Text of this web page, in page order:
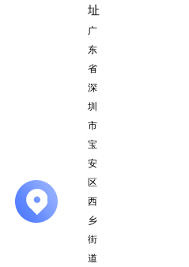
址
广
东
省
深
圳
市
宝
安
区
西
乡
街
道